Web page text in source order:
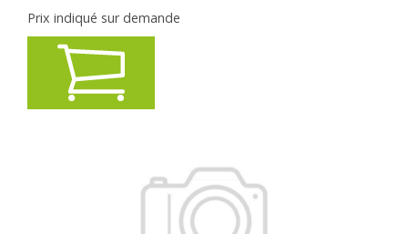
Prix indiqué sur demande